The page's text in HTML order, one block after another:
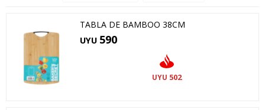
TABLA DE BAMBOO 38CM
UYU 590
UYU 502